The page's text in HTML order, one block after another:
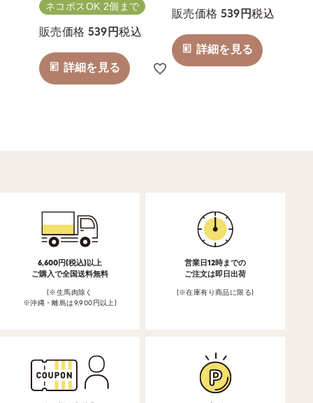
ネコポスOK 2個まで
販売価格 539 税込
詳細を見る
販売価格 539 税込
詳細を見る
6,600円(税込)以上
ご購入で全国送料無料
(※生馬肉除く
※沖縄・離島は9,900円以上)
営業日12時までの
ご注文は即日出荷
(※在庫有り商品に限る)